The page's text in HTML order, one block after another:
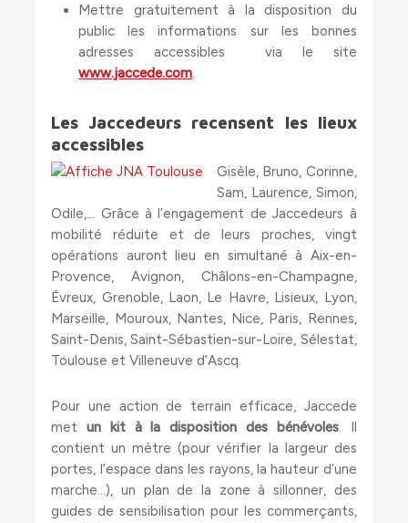
Mettre gratuitement à la disposition du
public les informations sur les bonnes
adresses accessibles via le site
www.jaccede.com.
Les Jaccedeurs recensent les lieux
accessibles
Gisèle, Bruno, Corinne,
Sam, Laurence, Simon,
Odile,… Grâce à l’engagement de Jaccedeurs à
mobilité réduite et de leurs proches, vingt
opérations auront lieu en simultané à Aix-en-
Provence, Avignon, Châlons-en-Champagne,
Évreux, Grenoble, Laon, Le Havre, Lisieux, Lyon,
Marseille, Mouroux, Nantes, Nice, Paris, Rennes,
Saint-Denis, Saint-Sébastien-sur-Loire, Sélestat,
Toulouse et Villeneuve d’Ascq.
Pour une action de terrain efficace, Jaccede
metun kit à la disposition des bénévoles. Il
contient un mètre (pour vérifier la largeur des
portes, l’espace dans les rayons, la hauteur d’une
marche…), un plan de la zone à sillonner, des
guides de sensibilisation pour les commerçants,